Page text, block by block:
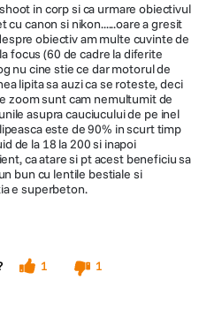
in corp si ca urmare obiectivul
cu canon si nikon......oare a gresit
obiectiv am multe cuvinte de
focus (60 de cadre la diferite
nu cine stie ce dar motorul de
lipita sa auzi ca se roteste, deci
zoom sunt cam nemultumit de
asupra cauciucului de pe inel
este de 90% in scurt timp
de la 18 la 200 si inapoi
ca atare si pt acest beneficiu sa
bun cu lentile bestiale si
e superbeton.
1
1